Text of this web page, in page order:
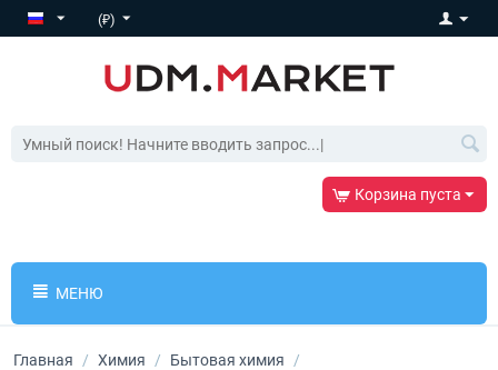
(₽)
Корзина пуста
МЕНЮ
Главная / Химия / Бытовая химия
/